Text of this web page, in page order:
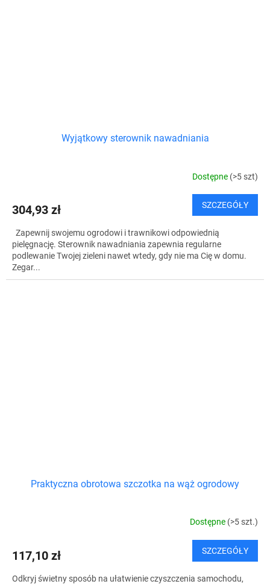
Wyjątkowy sterownik nawadniania
Dostępne (>5 szt)
304,93 zł SZCZEGÓŁY
Zapewnij swojemu ogrodowi i trawnikowi odpowiednią
pielęgnację. Sterownik nawadniania zapewnia regularne
podlewanie Twojej zieleni nawet wtedy, gdy nie ma Cię w domu.
Zegar...
Praktyczna obrotowa szczotka na wąż ogrodowy
Dostępne (>5 szt.)
117,10 zł SZCZEGÓŁY
Odkryj świetny sposób na ułatwienie czyszczenia samochodu,